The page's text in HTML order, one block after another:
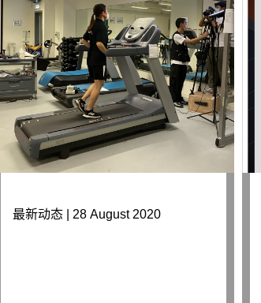
最新动态 | 28 August 2020